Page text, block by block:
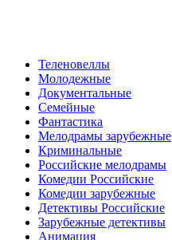
Теленовеллы
Молодежные
Документальные
Семейные
Фантастика
Мелодрамы зарубежные
Криминальные
Российские мелодрамы
Комедии Российские
Комедии зарубежные
Детективы Российские
Зарубежные детективы
Анимация